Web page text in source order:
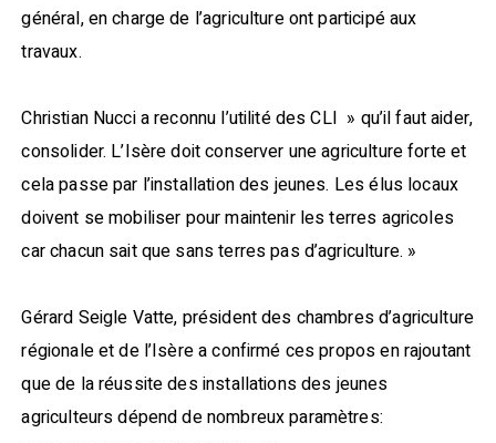
général, en charge de l’agriculture ont participé aux
travaux.
Christian Nucci a reconnu l’utilité des CLI » qu’il faut aider,
consolider. L’Isère doit conserver une agriculture forte et
cela passe par l’installation des jeunes. Les élus locaux
doivent se mobiliser pour maintenir les terres agricoles
car chacun sait que sans terres pas d’agriculture. »
Gérard Seigle Vatte, président des chambres d’agriculture
régionale et de l’Isère a confirmé ces propos en rajoutant
que de la réussite des installations des jeunes
agriculteurs dépend de nombreux paramètres: